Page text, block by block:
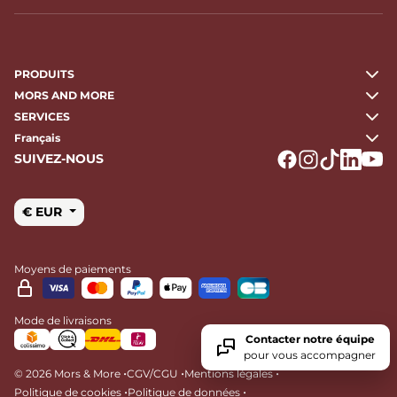
PRODUITS
MORS AND MORE
SERVICES
Français
SUIVEZ-NOUS
€ EUR
Moyens de paiements
Mode de livraisons
© 2026 Mors & More •CGV/CGU •Mentions légales•
Politique de cookies •Politique de données •
Contacter notre équipe
pour vous accompagner